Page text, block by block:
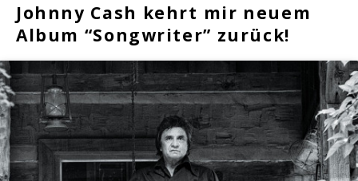
Johnny Cash kehrt mir neuem
Album “Songwriter” zurück!